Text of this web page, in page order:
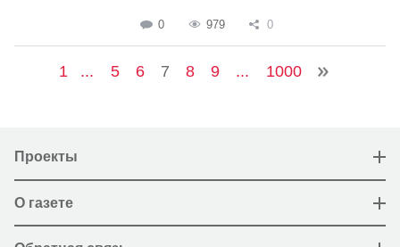
0 979 0
1 ... 5 6 7 8 9 ... 1000
Проекты
О газете